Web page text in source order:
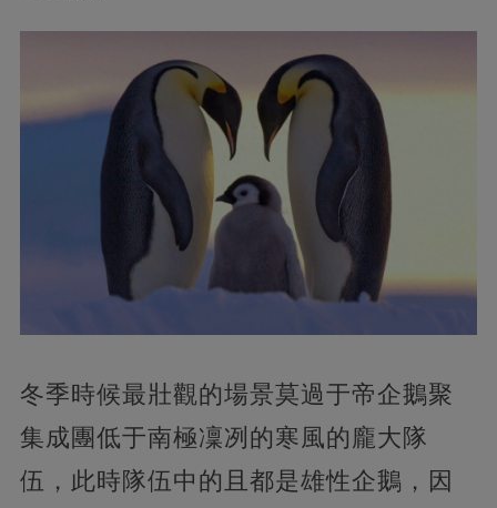
冬季時候最壯觀的場景莫過于帝企鵝聚
集成團低于南極凜冽的寒風的龐大隊
伍，此時隊伍中的且都是雄性企鵝，因